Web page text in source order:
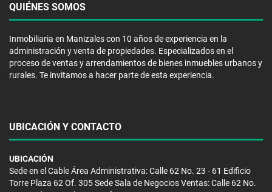
QUIÉNES SOMOS
Inmobiliaria en Manizales con 10 años de experiencia en la
administración y venta de propiedades. Especializados en el
proceso de ventas y arrendamientos de bienes inmuebles urbanos y
rurales. Te invitamos a hacer parte de esta experiencia.
UBICACIÓN Y CONTACTO
UBICACIÓN
Sede en el Cable Área Administrativa: Calle 62 No. 23 - 61 Edificio
Torre Plaza 62 Of. 305 Sede Sala de Negocios Ventas: Calle 62 No.